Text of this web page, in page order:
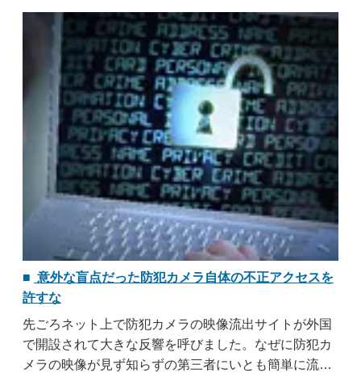
人々が利用しています。このようなリフレッシュでき
る環境は ..
...すべて読む
意外な盲点だった防犯カメラ自体の不正アクセスを
許すな
先ごろネット上で防犯カメラの映像流出サイトが外国
で開設されて大きな反響を呼びました。なぜに防犯カ
メラの映像が見ず知らずの第三者にいとも簡単に流出